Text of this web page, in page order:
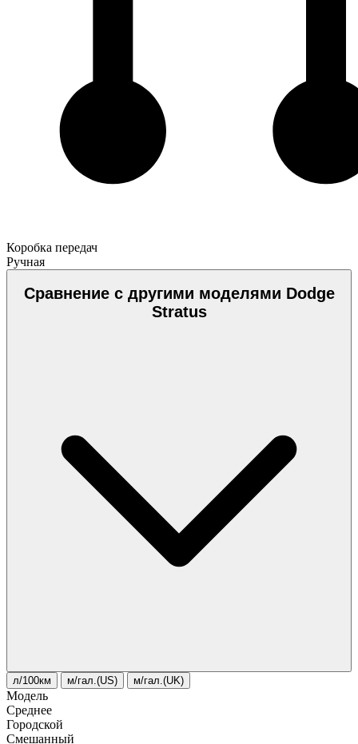
Коробка передач
Ручная
Сравнение с другими моделями Dodge
Stratus
л/100км м/гал.(US) м/гал.(UK)
Модель
Среднее
Городской
Смешанный